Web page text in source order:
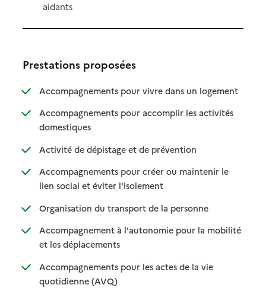
aidants
Prestations proposées
Accompagnements pour vivre dans un logement
:
: non
Accompagnements pour accomplir les activités
domestiques: disponible
: non disponible
Activité de dépistage et de prévention: disponible
: non disponible
Accompagnements pour créer ou maintenir le
lien social et éviter l'isolement: disponible
: non disponible
Organisation du transport de la personne: disponible
: non disponible
Accompagnement à l'autonomie pour la mobilité
et les déplacements: disponible
: non disponible
Accompagnements pour les actes de la vie
quotidienne (AVQ): disponible
: non disponible